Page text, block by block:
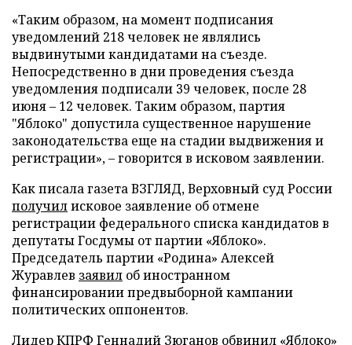
«Таким образом, на момент подписания
уведомлений 218 человек не являлись
выдвинутыми кандидатами на съезде.
Непосредственно в дни проведения съезда
уведомления подписали 39 человек, после 28
июня – 12 человек. Таким образом, партия
"Яблоко" допустила существенное нарушение
законодательства еще на стадии выдвижения и
регистрации», – говорится в исковом заявлении.
Как писала газета ВЗГЛЯД, Верховный суд России
получилисковое заявление об отмене
регистрации федерального списка кандидатов в
депутаты Госдумы от партии «Яблоко».
Председатель партии «Родина» Алексей
Журавлев заявил об иностранном
финансировании предвыборной кампании
политических оппонентов.
Лидер КПРФ Геннадий Зюганов обвинил «Яблоко»